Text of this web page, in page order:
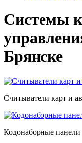
Системы
Брянске
Считыватели карт и
Кодонаборные панели